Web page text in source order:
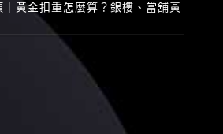
｜黃金扣重怎麼算？銀樓、當舖黃